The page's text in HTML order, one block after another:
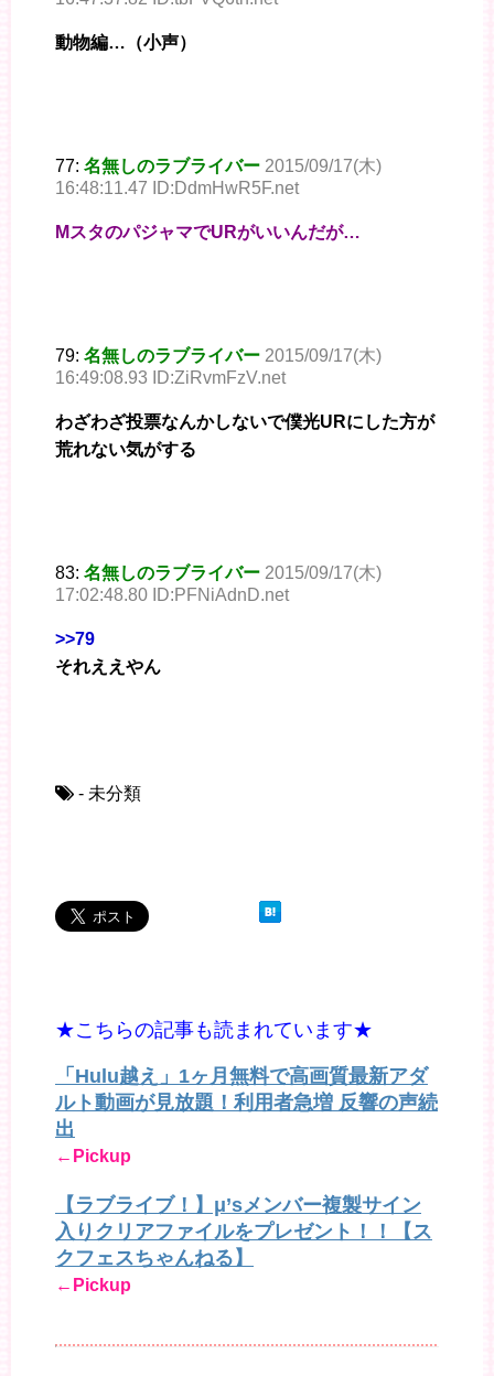
動物編…（小声）
77: 名無しのラブライバー 2015/09/17(木)
16:48:11.47 ID:DdmHwR5F.net
MスタのパジャマでURがいいんだが…
79: 名無しのラブライバー 2015/09/17(木)
16:49:08.93 ID:ZiRvmFzV.net
わざわざ投票なんかしないで僕光URにした方が
荒れない気がする
83: 名無しのラブライバー 2015/09/17(木)
17:02:48.80 ID:PFNiAdnD.net
>>79
それええやん
- 未分類
★こちらの記事も読まれています★
「Hulu越え」1ヶ月無料で高画質最新アダ
ルト動画が見放題！利用者急増 反響の声続
出
←Pickup
【ラブライブ！】μ’sメンバー複製サイン
入りクリアファイルをプレゼント！！【ス
クフェスちゃんねる】
←Pickup